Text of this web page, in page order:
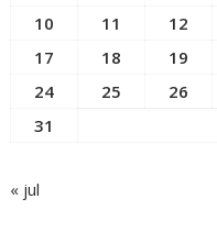
10
11 12
17
18 19
24
25 26
31
« jul